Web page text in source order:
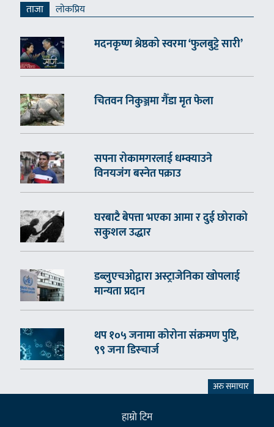
ताजा लाेकप्रिय
मदनकृष्ण श्रेष्ठको स्वरमा ‘फुलबुट्टे सारी’
चितवन निकुञ्जमा गैँडा मृत फेला
सपना रोकामगरलाई धम्क्याउने
विनयजंग बस्नेत पक्राउ
घरबाटै बेपत्ता भएका आमा र दुई छोराको
सकुशल उद्धार
डब्लुएचओद्वारा अस्ट्राजेनिका खोपलाई
मान्यता प्रदान
थप १०५ जनामा कोरोना संक्रमण पुष्टि,
९९ जना डिस्चार्ज
अरु समाचार
हाम्राे टिम